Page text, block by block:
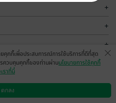
+
+
+
วิธีการใช้งาน ติดต่อเรา
คุกกี้เพื่อประสบการณ์การใช้บริการที่ดีที่สุด
ควบคุมคุกกี้ของท่านผ่านนโยบายการใช้คุกกี้
ราที่นี่
ตกลง